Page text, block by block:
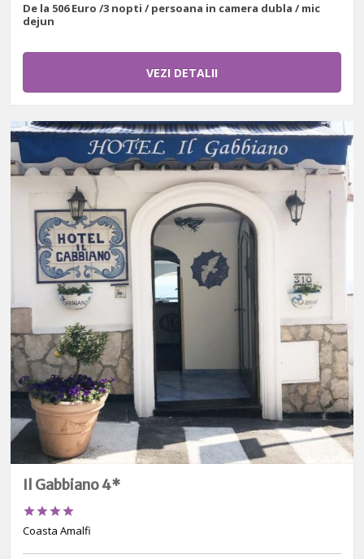
De la 506 Euro /3 nopti / persoana in camera dubla / mic
dejun
VEZI DETALII
Il Gabbiano 4*

Coasta Amalfi